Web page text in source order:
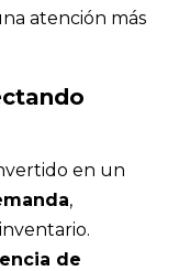
atención más
en un
,
de